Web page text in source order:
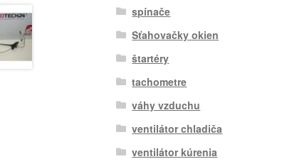
spínače
Sťahovačky okien
štartéry
tachometre
váhy vzduchu
ventilátor chladiča
ventilátor kúrenia